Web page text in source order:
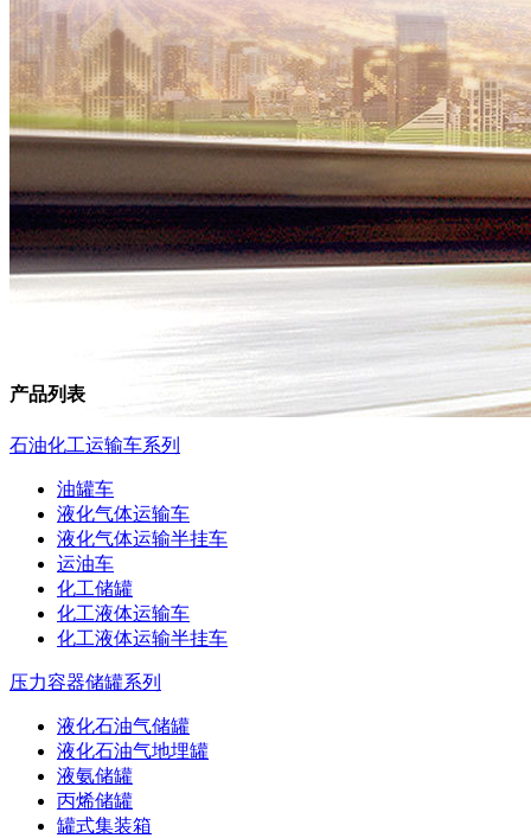
产品列表
石油化工运输车系列
油罐车
液化气体运输车
液化气体运输半挂车
运油车
化工储罐
化工液体运输车
化工液体运输半挂车
压力容器储罐系列
液化石油气储罐
液化石油气地埋罐
液氨储罐
丙烯储罐
罐式集装箱